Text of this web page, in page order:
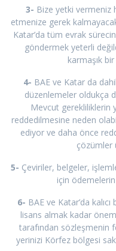
3- Bize yetki vermeniz
etmenize gerek
Katar’da tüm evrak
göndermek yeterli
karmaşık
4- BAE ve Katar da
düzenlemeler oldukça
Mevcut gerekliliklerin
reddedilmesine neden
ediyor ve daha önce
çözümler
5- Çeviriler, belgeler,
için ödemelerin
6- BAE ve Katar’da
lisans almak kadar
tarafından sözleşmenin
yerinizi Körfez bölgesi